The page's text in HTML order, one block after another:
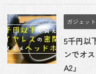
ガジェット
5千円以
ンでオ
A2」